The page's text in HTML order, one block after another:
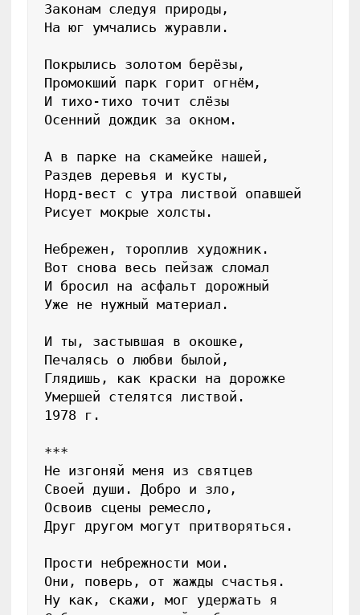
Законам следуя природы,
На юг умчались журавли.
Покрылись золотом берёзы,
Промокший парк горит огнём,
И тихо-тихо точит слёзы
Осенний дождик за окном.
А в парке на скамейке нашей,
Раздев деревья и кусты,
Норд-вест с утра листвой опавшей
Рисует мокрые холсты.
Небрежен, тороплив художник.
Вот снова весь пейзаж сломал
И бросил на асфальт дорожный
Уже не нужный материал.
И ты, застывшая в окошке,
Печалясь о любви былой,
Глядишь, как краски на дорожке
Умершей стелятся листвой.
1978 г.
***
Не изгоняй меня из святцев
Своей души. Добро и зло,
Освоив сцены ремесло,
Друг другом могут притворяться.
Прости небрежности мои.
Они, поверь, от жажды счастья.
Ну как, скажи, мог удержать я